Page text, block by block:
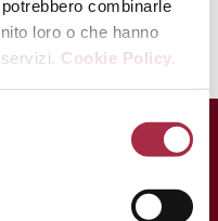
combinarle
loro o che hanno
Cookie Policy.